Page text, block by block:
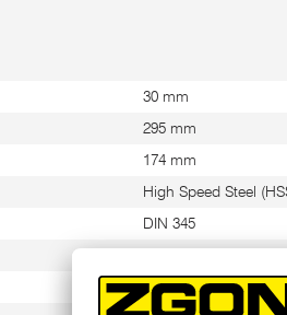
30 mm
295 mm
174 mm
High Speed Steel
DIN 345
Kunststoff